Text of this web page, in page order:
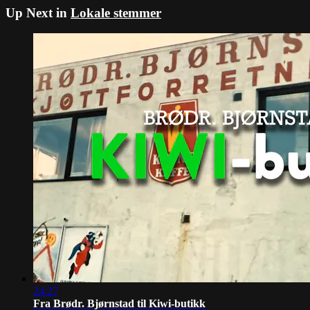
Up Next in Lokale stemmer
24:27
Fra Brødr. Bjørnstad til Kiwi-butikk